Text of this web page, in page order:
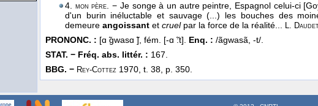
4. mon père. − Je songe à un autre peintre, Espagnol celui-ci
d'un burin inéluctable et sauvage (...) les bouches des
demeure angoissant et cruelpar la force de la réalité... L.
PRONONC. : [ɑ ̃gwasɑ ̃], fém. [-ɑ ̃:t]. Enq. : /ãgwasã, -t/.
STAT. − Fréq. abs. littér. : 167.
BBG. − Rey-Cottez 1970, t. 38, p. 350.